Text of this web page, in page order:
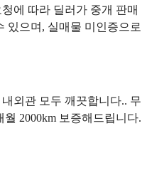
에 따라 딜러가 중개 판매
있으며, 실매물 미인증으로
외관 모두 깨끗합니다.. 무
2000km 보증해드립니다.